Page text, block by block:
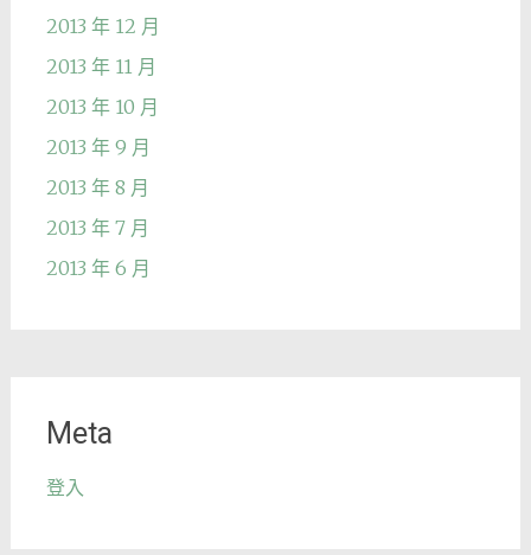
2013 年 12 月
2013 年 11 月
2013 年 10 月
2013 年 9 月
2013 年 8 月
2013 年 7 月
2013 年 6 月
Meta
登入